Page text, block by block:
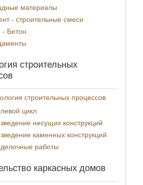
материалы
- строительные смеси
Бетон
строительных
строительных процессов
цикл
несущих конструкций
каменных конструкций
работы
каркасных домов